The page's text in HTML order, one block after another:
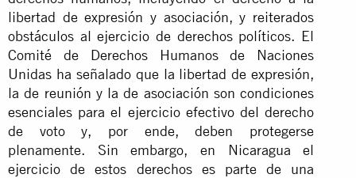
libertad de expresión y asociación, y reiterados
obstáculos al ejercicio de derechos políticos. El
Comité de Derechos Humanos de Naciones
Unidas ha señalado que la libertad de expresión,
la de reunión y la de asociación son condiciones
esenciales para el ejercicio efectivo del derecho
de voto y, por ende, deben protegerse
plenamente. Sin embargo, en Nicaragua el
ejercicio de estos derechos es parte de una